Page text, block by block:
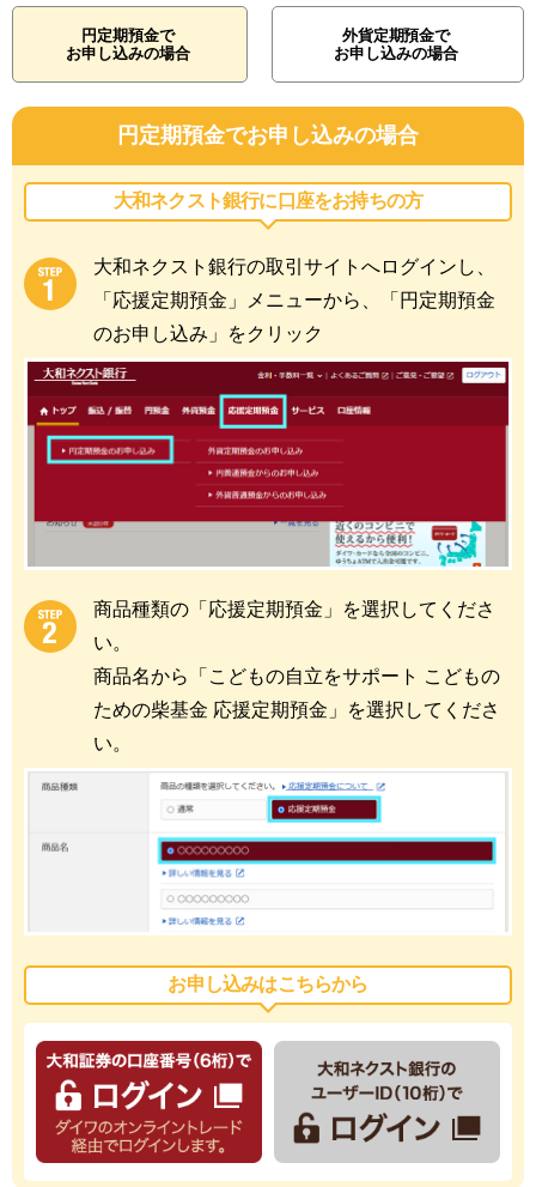
円定期預金で
お申し込みの場合
外貨定期預金で
お申し込みの場合
円定期預金でお申し込みの場合
大和ネクスト銀行に 口座をお持ちの方
大和ネクスト銀行の取引サイトへログインし、
「応援定期預金」メニューから、「円定期預金
のお申し込み」をクリック
商品種類の「応援定期預金」を選択してくださ
い。
商品名から「こどもの自立をサポート こどもの
ための柴基金 応援定期預金」を選択してくださ
い。
お申し込みはこちらから